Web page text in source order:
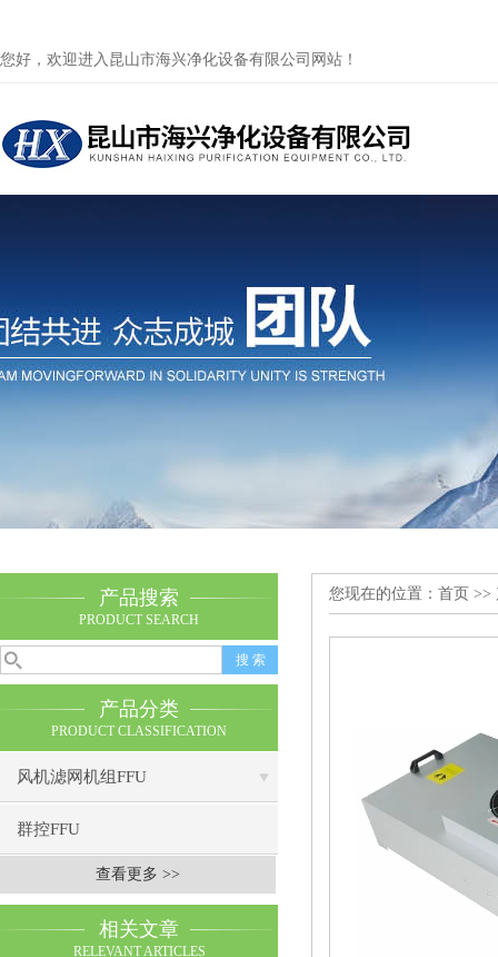
您好，欢迎进入昆山市海兴净化设备有限公司网站！
产品搜索
PRODUCT SEARCH
产品分类
PRODUCT CLASSIFICATION
风机滤网机组FFU
群控FFU
查看更多 >>
相关文章
RELEVANT ARTICLES
您现在的位置： 首页 >>